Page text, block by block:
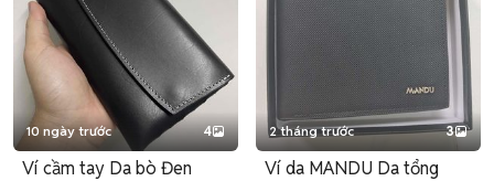
10 ngày trước 4
Ví cầm tay Da bò Đen
2 tháng trước 3
Ví da MANDU Da tổng